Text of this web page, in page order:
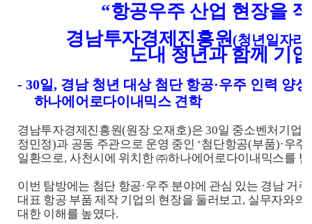
“항공우주 산업 현장을
경남투자경제진흥원(청년일자
도내 청년과 함께 기
- 30일, 경남 청년 대상 첨단 항공·우주 인력 양
하나에어로다이내믹스 견학
경남투자경제진흥원(원장 오재호)은 30일 중소벤처기업
정민정)과 공동 주관으로 운영 중인 ‘첨단항공(부품)·우주
일환으로, 사천시에 위치한㈜하나에어로다이내믹스를
이번 탐방에는 첨단 항공·우주 분야에 관심 있는 경남 거
대표 항공 부품 제작 기업의 현장을 둘러보고, 실무자와의
대한 이해를 높였다.